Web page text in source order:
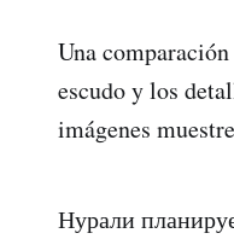
Una
escudo y los
imágenes
Нурали